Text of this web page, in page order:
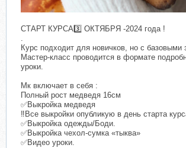
СТАРТ КУРСА3️⃣ ОКТЯБРЯ -2024 года !
.
Курс подходит для новичков, но с базовыми
Мастер-класс проводится в формате
уроки.
Мк включает в себя :
Полный рост медведя 16см
✅Выкройка медведя
‼️Все выкройки опубликую в день старта
✅Выкройка одежды/Боди.
✅Выкройка чехол-сумка «тыква»
✅Видео уроки.